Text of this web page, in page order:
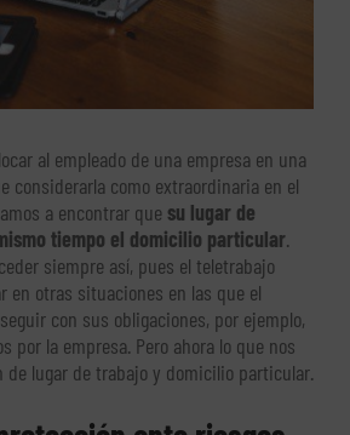
al empleado de una empresa en una
considerarla como extraordinaria en el
a encontrar que su lugar de
tiempo el domicilio particular.
siempre así, pues el teletrabajo
en otras situaciones en las que el
con sus obligaciones, por ejemplo,
por la empresa. Pero ahora lo que nos
de lugar de trabajo y domicilio particular.